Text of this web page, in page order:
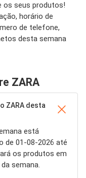
os seus produtos!
horário de
de telefone,
desta semana
ZARA
ZARA desta
está
de 01-08-2026 até
os produtos em
semana.